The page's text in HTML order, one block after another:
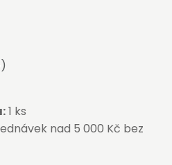
1 ks
nad 5 000 Kč bez